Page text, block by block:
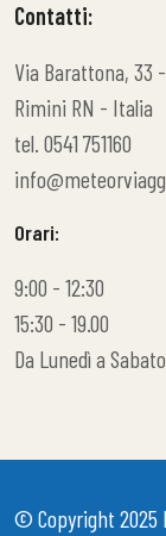
Contatti:
Via Barattona, 33
Rimini RN - Italia
tel. 0541 751160
Orari:
9:00 - 12:30
15:30 - 19.00
Da Lunedì a Sabato
© Copyright 2025